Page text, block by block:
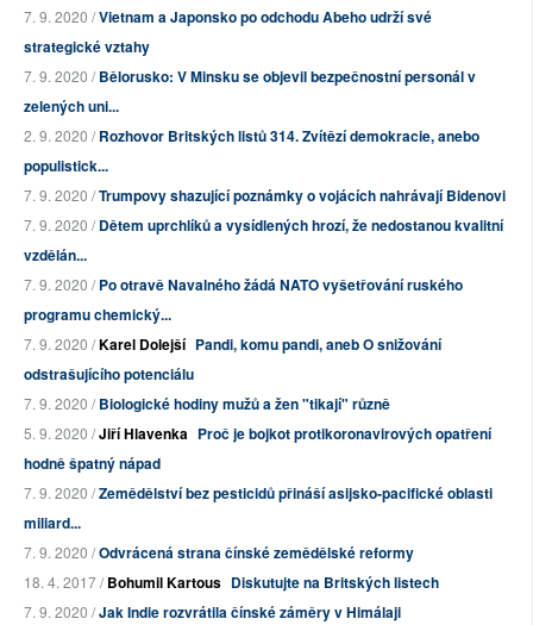
7. 9. 2020 /Vietnam a Japonsko po odchodu Abeho udrží své
strategické vztahy
7. 9. 2020 /Bělorusko: V Minsku se objevil bezpečnostní personál v
zelených uni...
2. 9. 2020 /Rozhovor Britských listů 314. Zvítězí demokracie, anebo
populistick...
7. 9. 2020 /Trumpovy shazující poznámky o vojácích nahrávají Bidenovi
7. 9. 2020 /Dětem uprchlíků a vysídlených hrozí, že nedostanou kvalitní
vzdělán...
7. 9. 2020 /Po otravě Navalného žádá NATO vyšetřování ruského
programu chemický...
7. 9. 2020 /Karel Dolejší Pandi, komu pandi, aneb O snižování
odstrašujícího potenciálu
7. 9. 2020 /Biologické hodiny mužů a žen "tikají" různě
5. 9. 2020 /Jiří Hlavenka Proč je bojkot protikoronavirových opatření
hodně špatný nápad
7. 9. 2020 /Zemědělství bez pesticidů přináší asijsko-pacifické oblasti
miliard...
7. 9. 2020 /Odvrácená strana čínské zemědělské reformy
18. 4. 2017 /Bohumil Kartous Diskutujte na Britských listech
7. 9. 2020 /Jak Indie rozvrátila čínské záměry v Himálaji